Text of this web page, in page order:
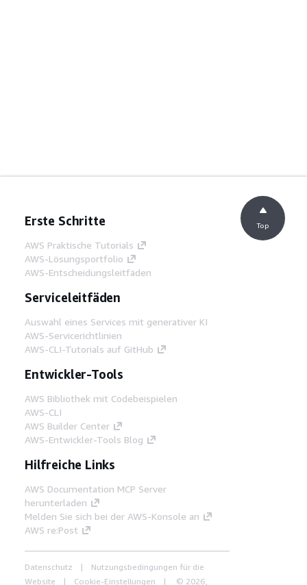
Erste Schritte
AWS Praktische Tutorials
AWS-Lösungsportfolio
AWS-Entscheidungsleitfäden
Serviceleitfäden
Auswahl eines Services mit generativer KI
AWS-Servicerichtlinien
AWS-CLI-Tutorials auf GitHub
Entwickler-Tools
AWS Bibliothek mit Codebeispielen
AWS-CLI
AWS Builder Center
AWS-Entwickler-Tools Blog
Hilfreiche Links
AWS Documentation MCP Server
herunterladen
Melden Sie sich bei der AWS-Konsole an
AWS re:Post
Datenschutz
Nutzungsbedingungen für die
Website
Cookie-Einstellungen © 2026,
Top